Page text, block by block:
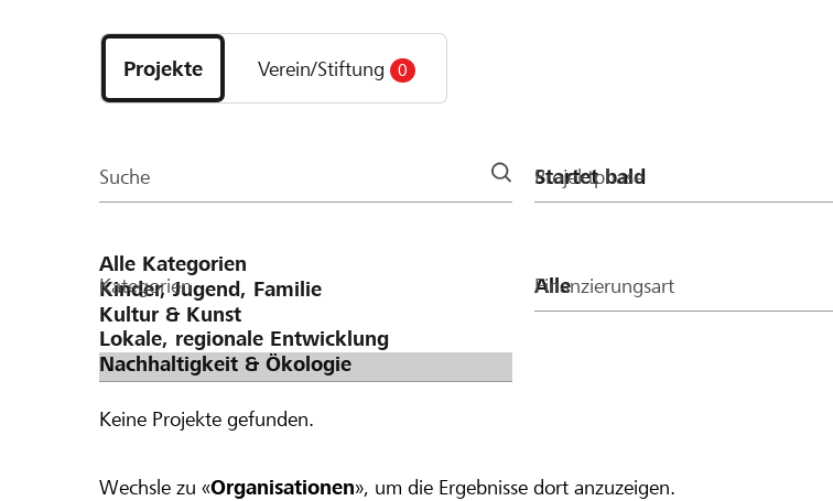
Projekte
und
Organisationen
Projekte Verein/Stiftung 0
Suche Projektphase
Kategorien Finanzierungsart
Keine Projekte gefunden.
Wechsle zu «Organisationen», um die Ergebnisse dort anzuzeigen.